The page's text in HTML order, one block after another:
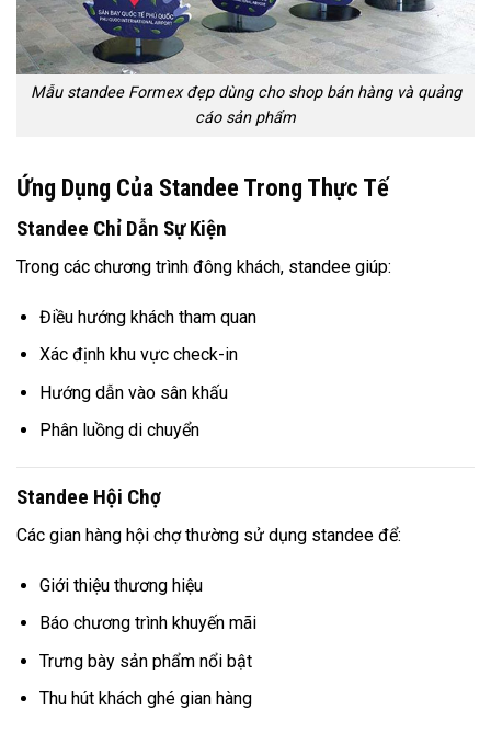
Mẫu standee Formex đẹp dùng cho shop bán hàng và quảng
cáo sản phẩm
Ứng Dụng Của Standee Trong Thực Tế
Standee Chỉ Dẫn Sự Kiện
Trong các chương trình đông khách, standee giúp:
Điều hướng khách tham quan
Xác định khu vực check-in
Hướng dẫn vào sân khấu
Phân luồng di chuyển
Standee Hội Chợ
Các gian hàng hội chợ thường sử dụng standee để:
Giới thiệu thương hiệu
Báo chương trình khuyến mãi
Trưng bày sản phẩm nổi bật
Thu hút khách ghé gian hàng